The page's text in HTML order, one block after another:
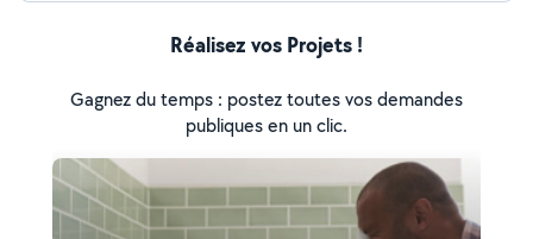
Réalisez vos Projets !
Gagnez du temps : postez toutes vos demandes
publiques en un clic.